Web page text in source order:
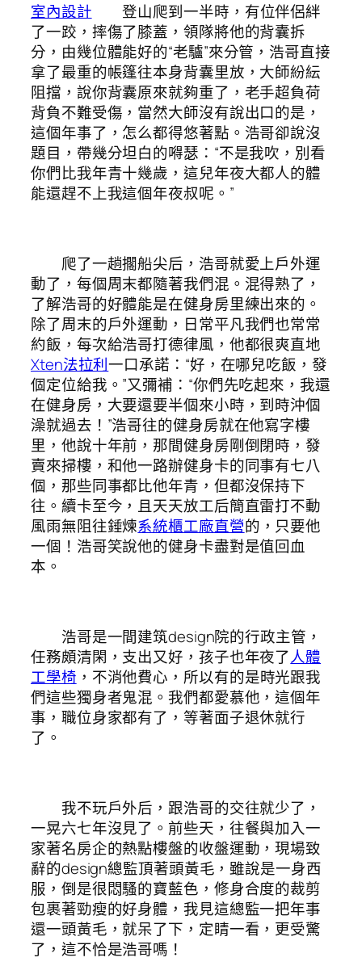
室內設計 登山爬到一半時，有位伴侶絆
了一跤，摔傷了膝蓋，領隊將他的背囊拆
分，由幾位體能好的“老驢”來分管，浩哥直接
拿了最重的帳篷往本身背囊里放，大師紛紜
阻擋，說你背囊原來就夠重了，老手超負荷
背負不難受傷，當然大師沒有說出口的是，
這個年事了，怎么都得悠著點。浩哥卻說沒
題目，帶幾分坦白的嘚瑟：“不是我吹，別看
你們比我年青十幾歲，這兒年夜大都人的體
能還趕不上我這個年夜叔呢。”
爬了一趟擱船尖后，浩哥就愛上戶外運
動了，每個周末都隨著我們混。混得熟了，
了解浩哥的好體能是在健身房里練出來的。
除了周末的戶外運動，日常平凡我們也常常
約飯，每次給浩哥打德律風，他都很爽直地
Xten法拉利一口承諾：“好，在哪兒吃飯，發
個定位給我。”又彌補：“你們先吃起來，我還
在健身房，大要還要半個來小時，到時沖個
澡就過去！”浩哥往的健身房就在他寫字樓
里，他說十年前，那間健身房剛倒閉時，發
賣來掃樓，和他一路辦健身卡的同事有七八
個，那些同事都比他年青，但都沒保持下
往。續卡至今，且天天放工后簡直雷打不動
風雨無阻往錘煉系統櫃工廠直營的，只要他
一個！浩哥笑說他的健身卡盡對是值回血
本。
浩哥是一間建筑design院的行政主管，
任務頗清閑，支出又好，孩子也年夜了人體
工學椅 ，不消他費心，所以有的是時光跟我
們這些獨身者鬼混。我們都愛慕他，這個年
事，職位身家都有了，等著面子退休就行
了。
我不玩戶外后，跟浩哥的交往就少了，
一晃六七年沒見了。前些天，往餐與加入一
家著名房企的熱點樓盤的收盤運動，現場致
辭的design總監頂著頭黃毛，雖說是一身西
服，倒是很悶騷的寶藍色，修身合度的裁剪
包裹著勁瘦的好身體，我見這總監一把年事
還一頭黃毛，就呆了下，定睛一看，更受驚
了，這不恰是浩哥嗎！